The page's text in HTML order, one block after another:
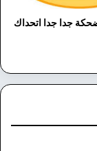
جدا جدا اتحداك